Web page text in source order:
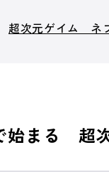
超次元ゲイム ネ
まる 超